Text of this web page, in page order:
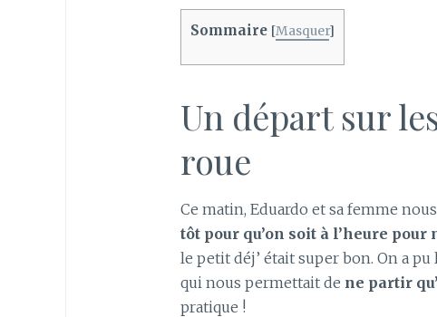
Sommaire [Masquer]
Un départ sur
roue
Ce matin, Eduardo et sa femme
tôt pour qu’on soit à l’heure
le petit déj’ était super bon. On a
qui nous permettait de ne partir
pratique !